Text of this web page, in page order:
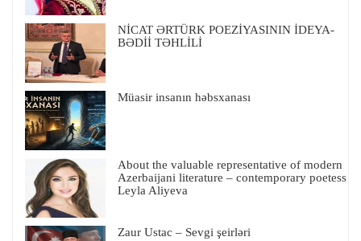
NİCAT ƏRTÜRK POEZİYASININ İDEYA-
BƏDİİ TƏHLİLİ
Müasir insanın həbsxanası
About the valuable representative of modern
Azerbaijani literature – contemporary poetess
Leyla Aliyeva
Zaur Ustac – Sevgi şeirləri